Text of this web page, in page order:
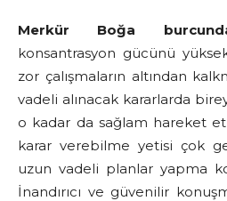
Merkür Boğa
konsantrasyon gücünü
zor çalışmaların altından
vadeli alınacak kararlarda
o kadar da sağlam hareket
karar verebilme yetisi çok
uzun vadeli planlar yapma
İnandırıcı ve güvenilir